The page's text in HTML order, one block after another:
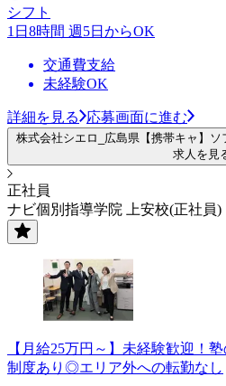
シフト
1日8時間 週5日からOK
交通費支給
未経験OK
詳細を見る 応募画面に進む
株式会社シエロ_広島県【携帯キャ】
求人を見
正社員
ナビ個別指導学院 上安校(正社員)
【月給25万円～】未経験歓迎！
制度あり◎エリア外への転勤なし